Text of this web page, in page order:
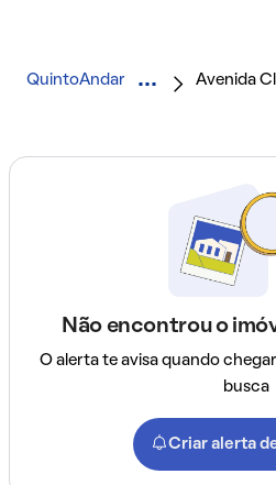
QuintoAndar Avenida
Não encontrou o
O alerta te avisa quando
busca
Criar alerta